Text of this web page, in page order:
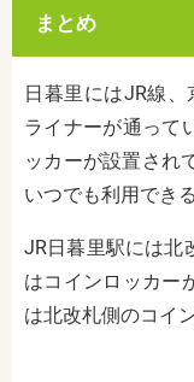
まとめ
日暮里にはJR線
ライナーが通って
ッカーが設置され
いつでも利用でき
JR日暮里駅には北
はコインロッカー
は北改札側のコイ